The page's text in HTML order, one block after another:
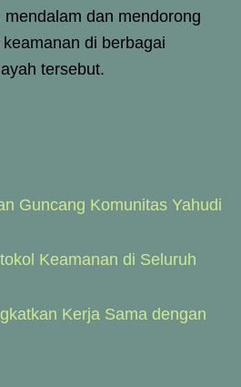
dan mendorong
di berbagai
tersebut.
Guncang Komunitas Yahudi
Keamanan di Seluruh
Kerja Sama dengan